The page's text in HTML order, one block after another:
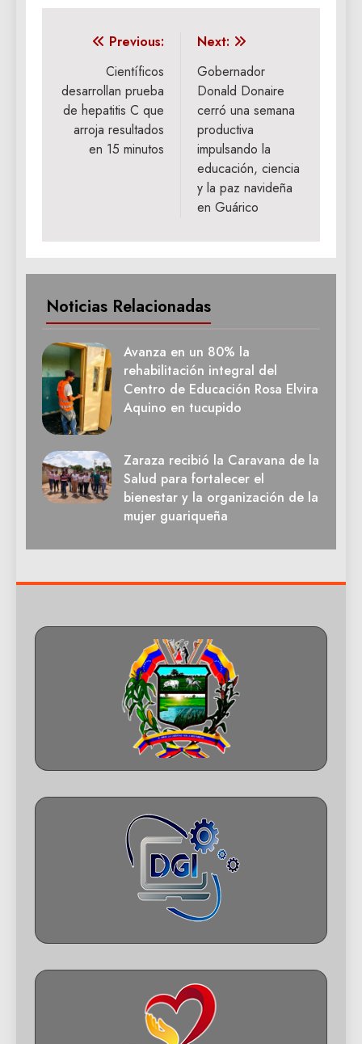
Navegación
entradas
Previous:
Científicos
desarrollan prueba
de hepatitis C que
arroja resultados
en 15 minutos
Next:
Gobernador
Donald Donaire
cerró una semana
productiva
impulsando la
educación, ciencia
y la paz navideña
en Guárico
Noticias Relacionadas
Avanza en un 80% la
rehabilitación integral del
Centro de Educación Rosa Elvira
Aquino en tucupido
Zaraza recibió la Caravana de la
Salud para fortalecer el
bienestar y la organización de la
mujer guariqueña